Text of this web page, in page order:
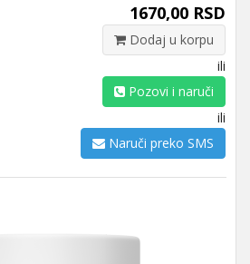
1670,00 RSD
Dodaj u korpu
ili
Pozovi i naruči
ili
Naruči preko SMS